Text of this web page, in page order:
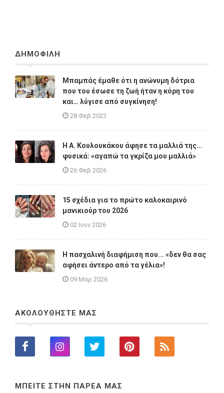
ΔΗΜΟΦΙΛΗ
Μπαμπάς έμαθε ότι η ανώνυμη δότρια
που του έσωσε τη ζωή ήταν η κόρη του
και… λύγισε από συγκίνηση!
28 Φεβ 2023
Η A. Κουλουκάκου άφησε τα μαλλιά της...
φυσικά: «αγαπώ τα γκρίζα μου μαλλιά»
26 Φεβ 2026
15 σχέδια για το πρώτο καλοκαιρινό
μανικιούρ του 2026
02 Ιουν 2026
Η πασχαλινή διαφήμιση που... «δεν θα σας
αφήσει άντερο από τα γέλια»!
09 Μαρ 2026
ΑΚΟΛΟΥΘΗΣΤΕ ΜΑΣ
ΜΠΕΙΤΕ ΣΤΗΝ ΠΑΡΕΑ ΜΑΣ